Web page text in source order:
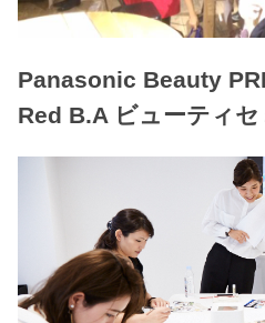
Panasonic Beauty
Red B.A ビューティ